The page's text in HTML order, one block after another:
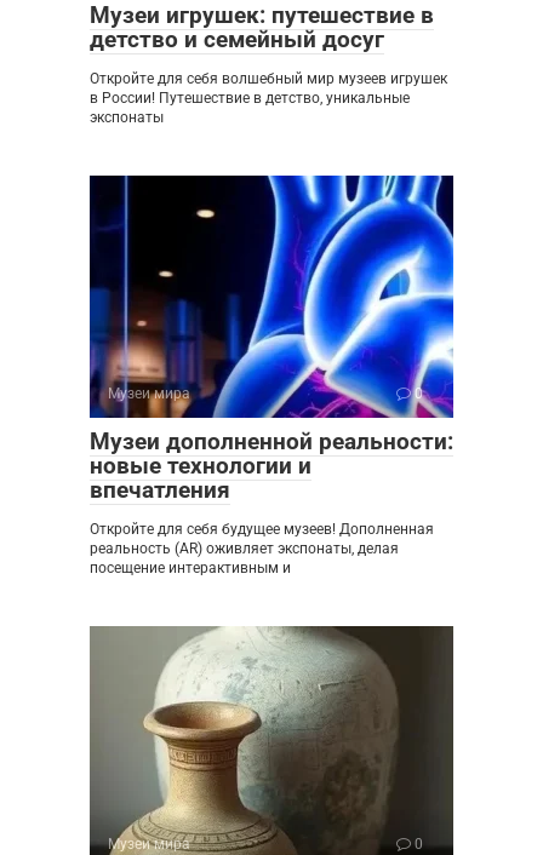
Музеи игрушек: путешествие в
детство и семейный досуг
Откройте для себя волшебный мир музеев игрушек
в России! Путешествие в детство, уникальные
экспонаты
Музеи мира 0
Музеи дополненной реальности:
новые технологии и
впечатления
Откройте для себя будущее музеев! Дополненная
реальность (AR) оживляет экспонаты, делая
посещение интерактивным и
Музеи мира 0